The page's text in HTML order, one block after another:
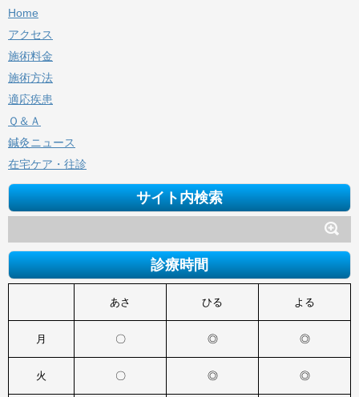
Home
アクセス
施術料金
施術方法
適応疾患
Ｑ＆Ａ
鍼灸ニュース
在宅ケア・往診
サイト内検索
診療時間
あさ ひる よる
月 〇 ◎ ◎
火 〇 ◎ ◎